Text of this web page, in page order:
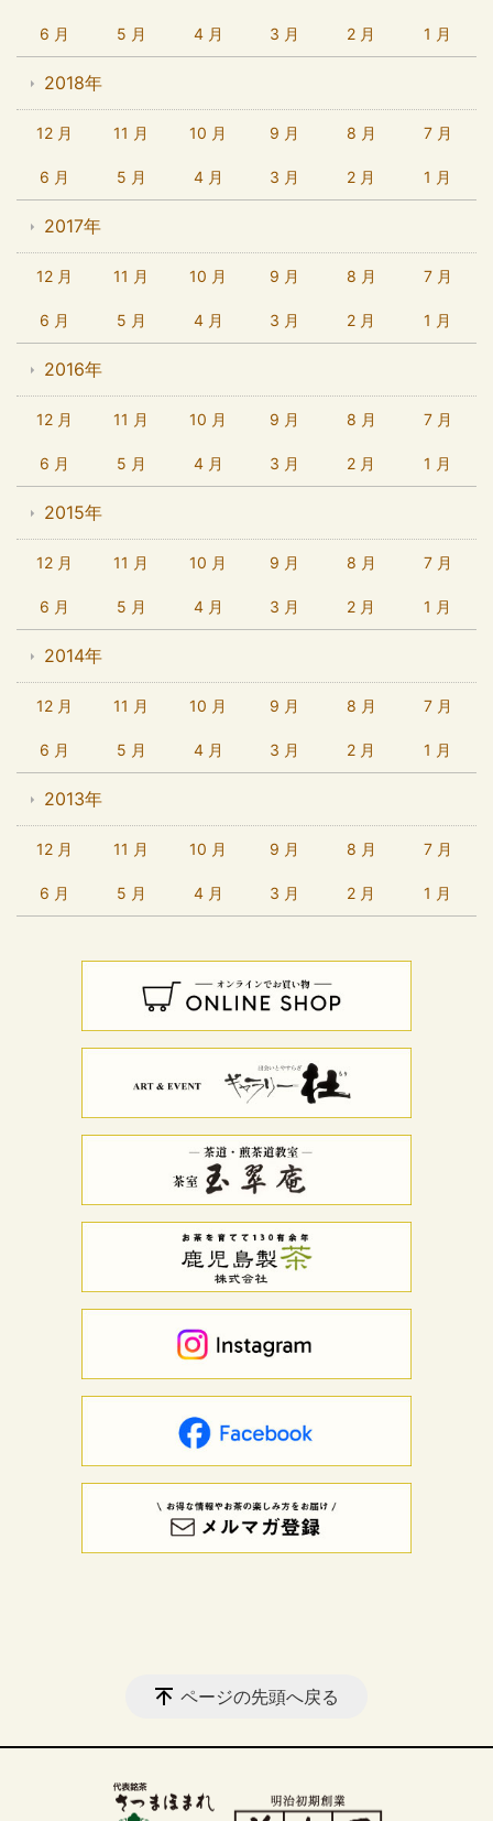
6 月 5 月 4 月 3 月 2 月 1 月
2018年
12 月 11 月 10 月 9 月 8 月 7 月
6 月 5 月 4 月 3 月 2 月 1 月
2017年
12 月 11 月 10 月 9 月 8 月 7 月
6 月 5 月 4 月 3 月 2 月 1 月
2016年
12 月 11 月 10 月 9 月 8 月 7 月
6 月 5 月 4 月 3 月 2 月 1 月
2015年
12 月 11 月 10 月 9 月 8 月 7 月
6 月 5 月 4 月 3 月 2 月 1 月
2014年
12 月 11 月 10 月 9 月 8 月 7 月
6 月 5 月 4 月 3 月 2 月 1 月
2013年
12 月 11 月 10 月 9 月 8 月 7 月
6 月 5 月 4 月 3 月 2 月 1 月
ページの先頭へ戻る